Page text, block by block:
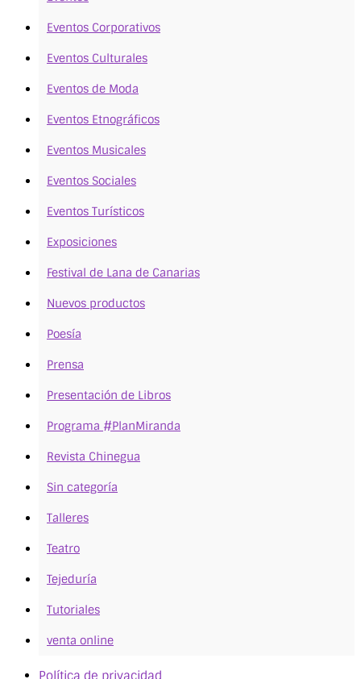
Eventos Corporativos
Eventos Culturales
Eventos de Moda
Eventos Etnográficos
Eventos Musicales
Eventos Sociales
Eventos Turísticos
Exposiciones
Festival de Lana de Canarias
Nuevos productos
Poesía
Prensa
Presentación de Libros
Programa #PlanMiranda
Revista Chinegua
Sin categoría
Talleres
Teatro
Tejeduría
Tutoriales
venta online
Política de privacidad